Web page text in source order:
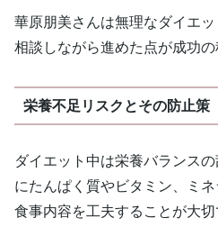
華原朋美さんは無理なダイエ
相談しながら進めた点が成功の
栄養不足リスクとその防止策
ダイエット中は栄養バランス
にたんぱく質やビタミン、ミネ
食事内容を工夫することが大切